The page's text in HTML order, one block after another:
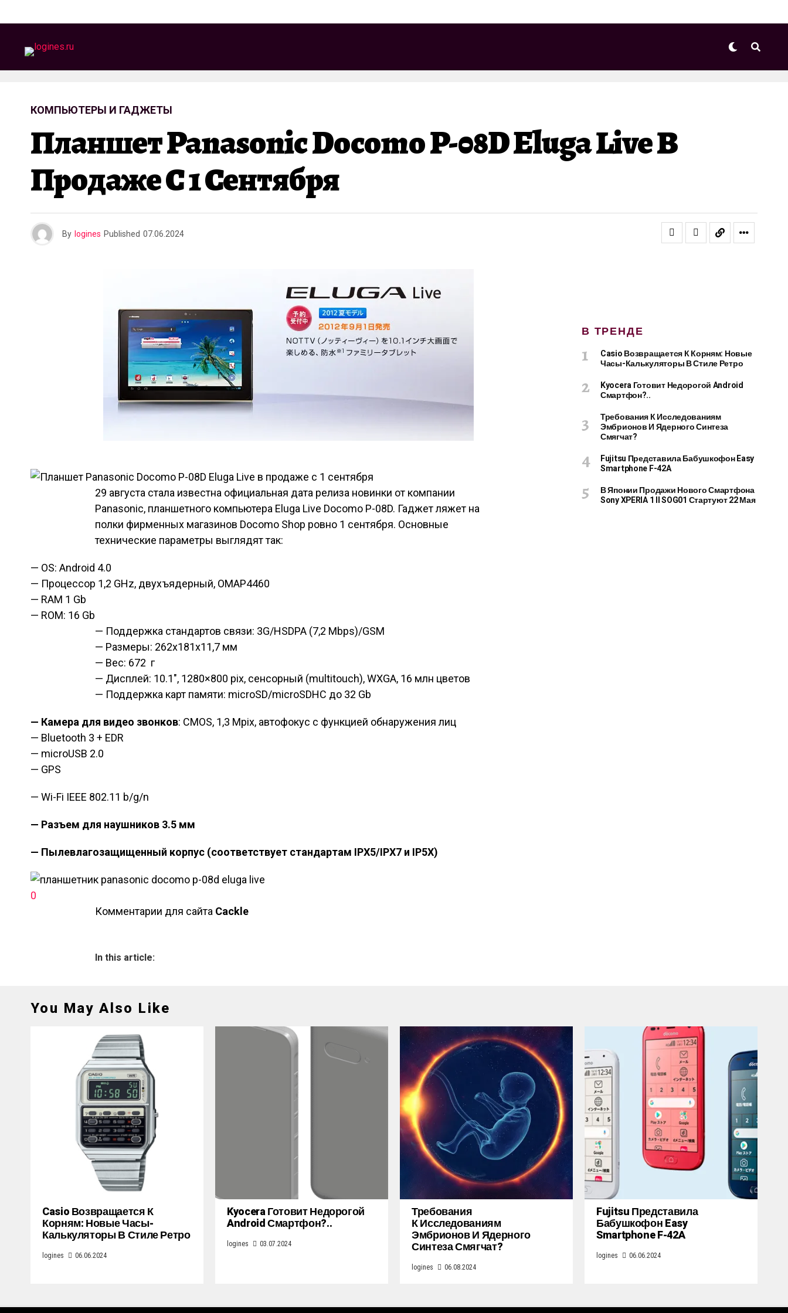
КОМПЬЮТЕРЫ И ГАДЖЕТЫ
Планшет Panasonic Docomo P-08D Eluga Live В
Продаже С 1 Сентября
By logines Published 07.06.2024
29 августа стала известна официальная дата релиза новинки от компании
Panasonic, планшетного компьютера Eluga Live Docomo P-08D. Гаджет ляжет на
полки фирменных магазинов Docomo Shop ровно 1 сентября. Основные
технические параметры выглядят так:
— OS: Android 4.0
— Процессор 1,2 GHz, двухъядерный, OMAP4460
— RAM 1 Gb
— ROM: 16 Gb
— Поддержка стандартов связи: 3G/HSDPA (7,2 Mbps)/GSM
— Размеры: 262x181x11,7 мм
— Вес: 672 г
— Дисплей: 10.1″, 1280×800 pix, сенсорный (multitouch), WXGA, 16 млн цветов
— Поддержка карт памяти: microSD/microSDHC до 32 Gb
— Камера для видео звонков: CMOS, 1,3 Mpix, автофокус c функцией обнаружения лиц
— Bluetooth 3 + EDR
— microUSB 2.0
— GPS
— Wi-Fi IEEE 802.11 b/g/n
— Разъем для наушников 3.5 мм
— Пылевлагозащищенный корпус (соответствует стандартам IPX5/IPX7 и IP5X)
0
Комментарии для сайта Cackl e
In this article:
В ТРЕНДЕ
Casio Возвращается К Корням: Новые
Часы-Калькуляторы В Стиле Ретро
Kyocera Готовит Недорогой Android
Смартфон?..
Требования К Исследованиям
Эмбрионов И Ядерного Синтеза
Смягчат?
Fujitsu Представила Бабушкофон Easy
Smartphone F-42A
В Японии Продажи Нового Смартфона
Sony XPERIA 1 II SOG01 Стартуют 22 Мая
You May Also Like
Casio Возвращается К
Корням: Новые Часы-
Калькуляторы В Стиле Ретро
logines 06.06.2024
Kyocera Готовит Недорогой
Android Смартфон?..
logines 03.07.2024
Требования
К Исследованиям
Эмбрионов И Ядерного
Синтеза Смягчат?
logines 06.08.2024
Fujitsu Представила
Бабушкофон Easy
Smartphone F-42A
logines 06.06.2024